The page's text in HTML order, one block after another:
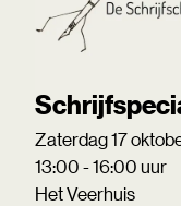
Zaterdag 17
13:00 - 16:00 uur
Het Veerhuis